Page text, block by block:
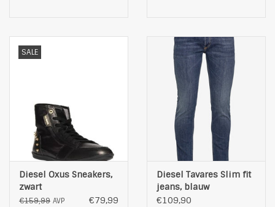
SALE
Diesel Oxus Sneakers,
zwart
€159,99 AVP €79,99
Diesel Tavares Slim fit
jeans, blauw
€109,90